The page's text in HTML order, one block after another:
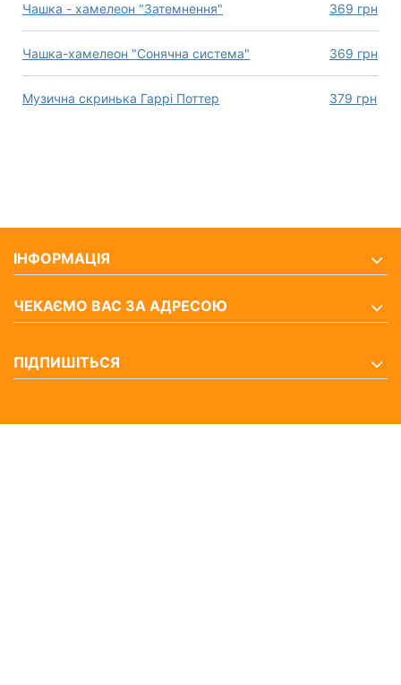
Чашка - хамелеон "Затемнення" 369 грн
Чашка-хамелеон "Сонячна система" 369 грн
Музична скринька Гаррі Поттер 379 грн
ІНФОРМАЦІЯ
ЧЕКАЄМО ВАС ЗА АДРЕСОЮ
ПІДПИШІТЬСЯ